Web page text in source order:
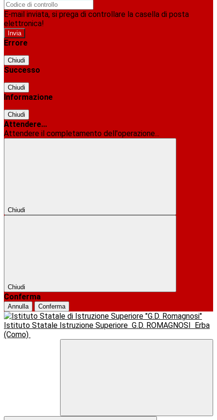
E-mail inviata, si prega di controllare la casella di posta
elettronica!
Errore
Chiudi
Successo
Chiudi
Informazione
Chiudi
Attendere...
Attendere il completamento dell'operazione...
Chiudi
Chiudi
Conferma
Annulla Conferma
Istituto Statale Istruzione Superiore G.D. ROMAGNOSI
Erba
(Como)